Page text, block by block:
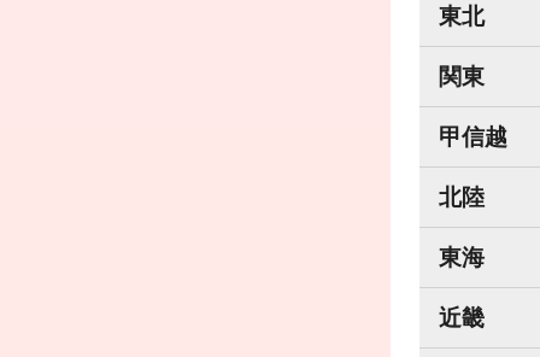
東北
関東
甲信越
北陸
東海
近畿